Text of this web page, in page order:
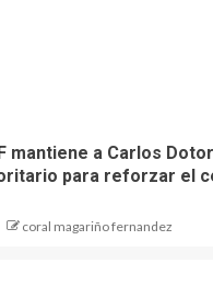
mantiene a Carlos
para reforzar el
coral magariño fernandez